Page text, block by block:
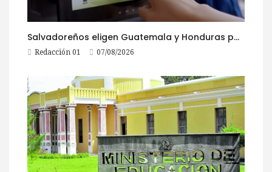
Salvadoreños eligen Guatemala y Honduras para viajar durante las Fiestas Agostinas
Redacción 01 07/08/2026